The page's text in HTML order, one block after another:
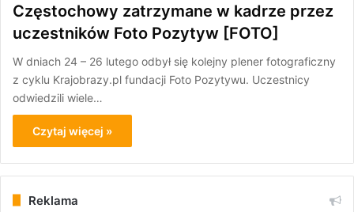
Częstochowy zatrzymane w kadrze przez
uczestników Foto Pozytyw [FOTO]
W dniach 24 – 26 lutego odbył się kolejny plener fotograficzny
z cyklu Krajobrazy.pl fundacji Foto Pozytywu. Uczestnicy
odwiedzili wiele…
Czytaj więcej »
Reklama